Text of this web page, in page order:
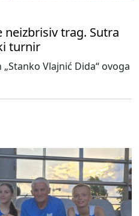
neizbrisiv trag. Sutra
turnir
„Stanko Vlajnić Dida“ ovoga